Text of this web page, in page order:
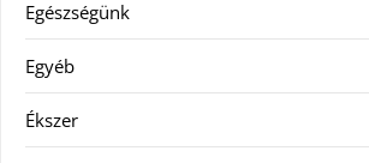
Egészségünk
Egyéb
Ékszer